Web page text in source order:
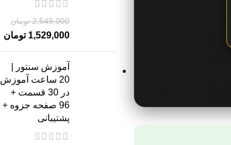
2,549,000 تومان
1,529,000 تومان
آموزش سنتور |
20 ساعت آموزش
در 30 قسمت +
96 صفحه جزوه +
پشتیبانی